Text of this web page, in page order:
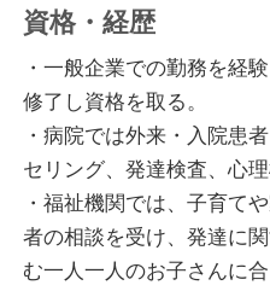
スメント相談といった幅
精神面での健康に関する
係のお悩み、職場での仕
スメントなのでは？と感
ど・・・、その他どのよ
す。
資格・経歴
・一般企業での勤務を経
修了し資格を取る。
・病院では外来・入院患
セリング、発達検査、心理
・福祉機関では、子育て
者の相談を受け、発達に
む一人一人のお子さんに